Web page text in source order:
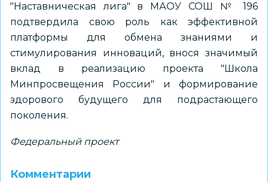
"Наставническая лига" в МАОУ СОШ № 196
подтвердила свою роль как эффективной
платформы для обмена знаниями и
стимулирования инноваций, внося значимый
вклад в реализацию проекта "Школа
Минпросвещения России" и формирование
здорового будущего для подрастающего
поколения.
Федеральный проект
Комментарии